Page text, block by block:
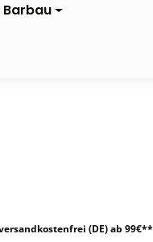
Barbau
(DE) ab 99€**